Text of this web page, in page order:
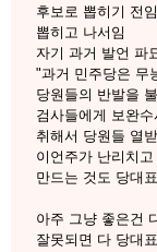
후보로 뽑히기 전
뽑히고 나서임
자기 과거 발언 파
"과거 민주당은 무
당원들의 반발을
검사들에게 보완
취해서 당원들 열
이언주가 난리치
만드는 것도 당대
아주 그냥 좋은건
잘못되면 다 당대